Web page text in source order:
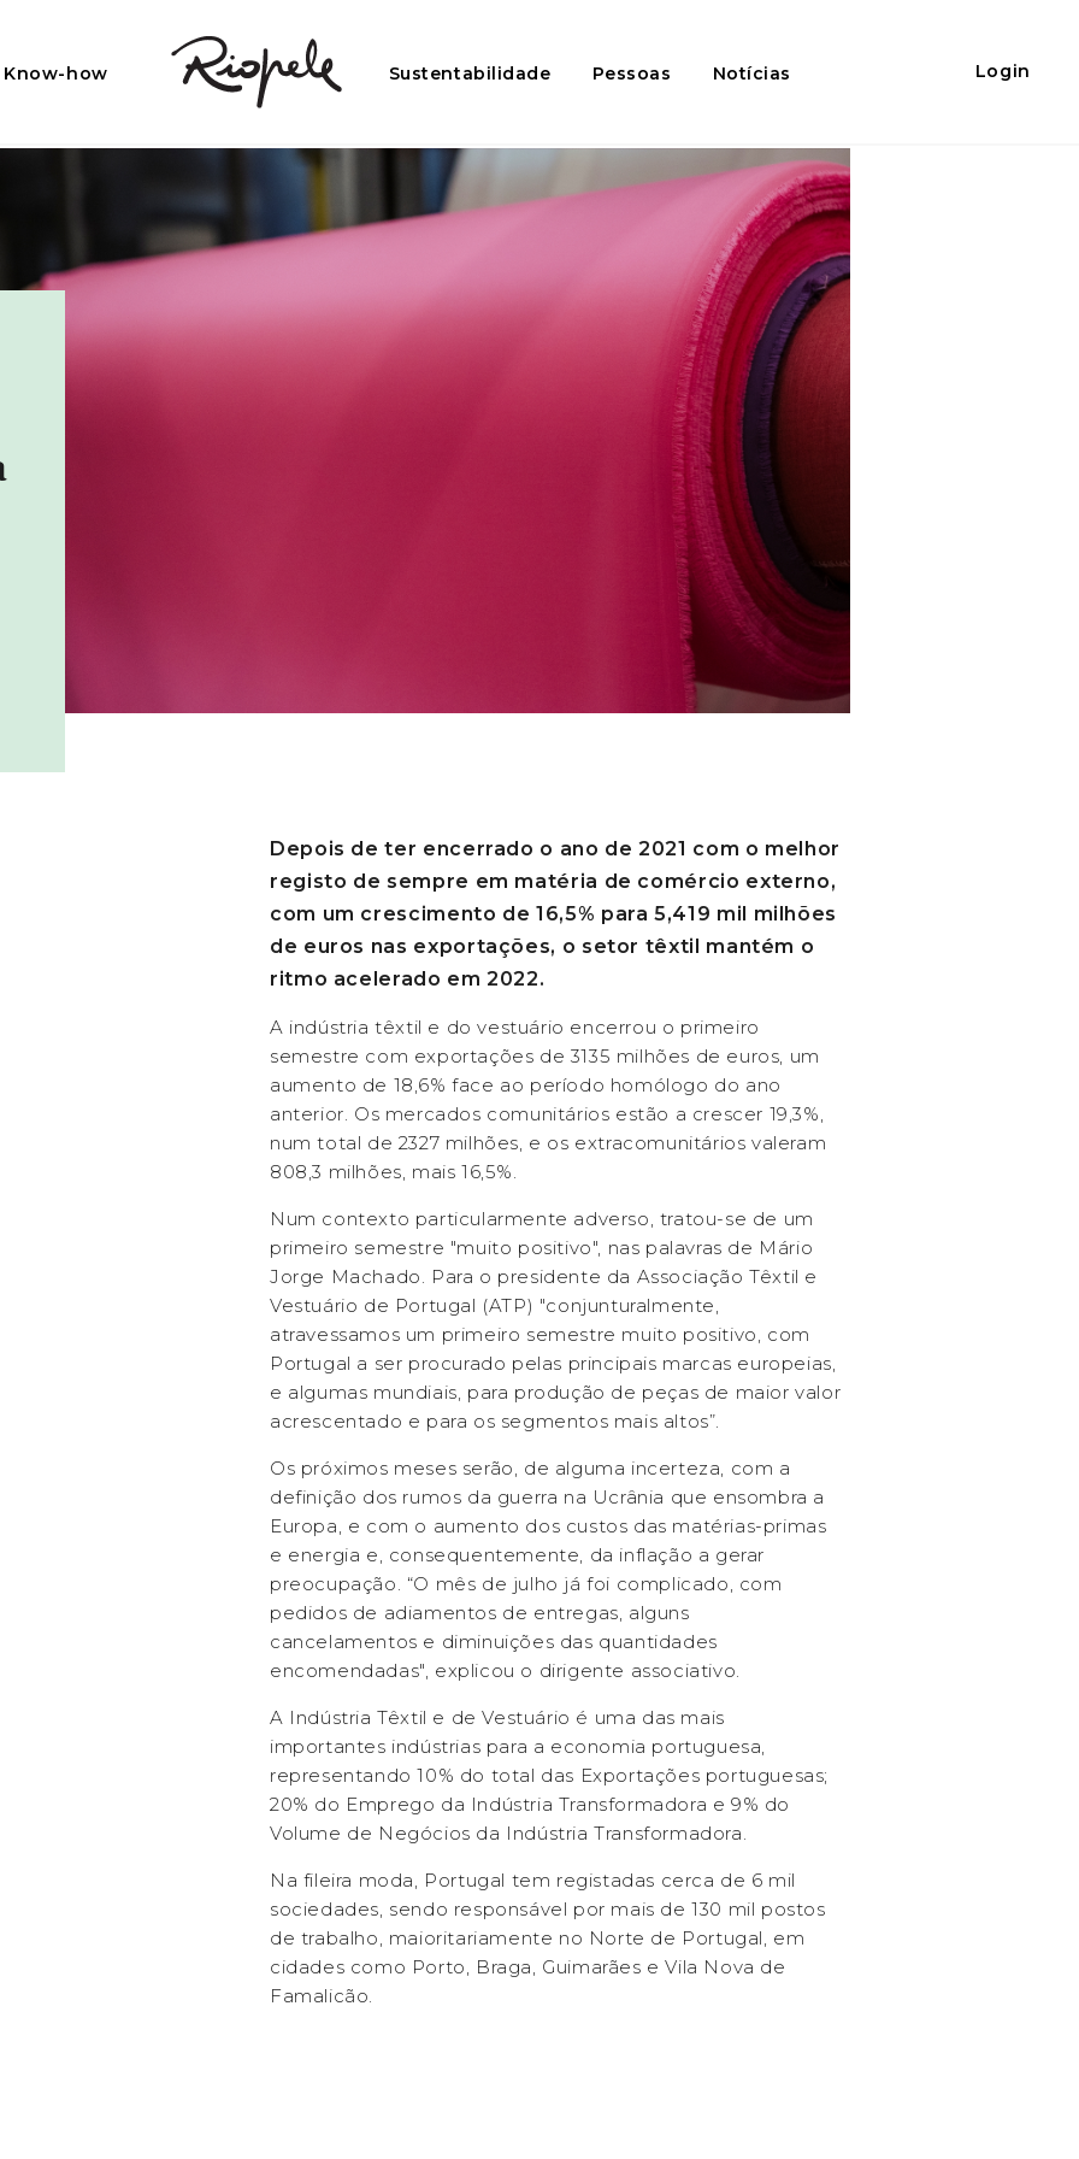
Know-how Sustentabilidade Pessoas Notícias Login
Depois de ter encerrado o ano de 2021 com o melhor
registo de sempre em matéria de comércio externo,
com um crescimento de 16,5% para 5,419 mil milhões
de euros nas exportações, o setor têxtil mantém o
ritmo acelerado em 2022.
A indústria têxtil e do vestuário encerrou o primeiro
semestre com exportações de 3135 milhões de euros, um
aumento de 18,6% face ao período homólogo do ano
anterior. Os mercados comunitários estão a crescer 19,3%,
num total de 2327 milhões, e os extracomunitários valeram
808,3 milhões, mais 16,5%.
Num contexto particularmente adverso, tratou-se de um
primeiro semestre "muito positivo", nas palavras de Mário
Jorge Machado. Para o presidente da Associação Têxtil e
Vestuário de Portugal (ATP) "conjunturalmente,
atravessamos um primeiro semestre muito positivo, com
Portugal a ser procurado pelas principais marcas europeias,
e algumas mundiais, para produção de peças de maior valor
acrescentado e para os segmentos mais altos”.
Os próximos meses serão, de alguma incerteza, com a
definição dos rumos da guerra na Ucrânia que ensombra a
Europa, e com o aumento dos custos das matérias-primas
e energia e, consequentemente, da inflação a gerar
preocupação. “O mês de julho já foi complicado, com
pedidos de adiamentos de entregas, alguns
cancelamentos e diminuições das quantidades
encomendadas", explicou o dirigente associativo.
A Indústria Têxtil e de Vestuário é uma das mais
importantes indústrias para a economia portuguesa,
representando 10% do total das Exportações portuguesas;
20% do Emprego da Indústria Transformadora e 9% do
Volume de Negócios da Indústria Transformadora.
Na fileira moda, Portugal tem registadas cerca de 6 mil
sociedades, sendo responsável por mais de 130 mil postos
de trabalho, maioritariamente no Norte de Portugal, em
cidades como Porto, Braga, Guimarães e Vila Nova de
Famalicão.